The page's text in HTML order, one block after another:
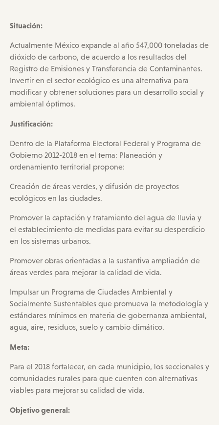
Situación:
Actualmente México expande al año 547,000 toneladas de
dióxido de carbono, de acuerdo a los resultados del
Registro de Emisiones y Transferencia de Contaminantes.
Invertir en el sector ecológico es una alternativa para
modificar y obtener soluciones para un desarrollo social y
ambiental óptimos.
Justificación:
Dentro de la Plataforma Electoral Federal y Programa de
Gobierno 2012-2018 en el tema: Planeación y
ordenamiento territorial propone:
Creación de áreas verdes, y difusión de proyectos
ecológicos en las ciudades.
Promover la captación y tratamiento del agua de lluvia y
el establecimiento de medidas para evitar su desperdicio
en los sistemas urbanos.
Promover obras orientadas a la sustantiva ampliación de
áreas verdes para mejorar la calidad de vida.
Impulsar un Programa de Ciudades Ambiental y
Socialmente Sustentables que promueva la metodología y
estándares mínimos en materia de gobernanza ambiental,
agua, aire, residuos, suelo y cambio climático.
Meta:
Para el 2018 fortalecer, en cada municipio, los seccionales y
comunidades rurales para que cuenten con alternativas
viables para mejorar su calidad de vida.
Objetivo general: